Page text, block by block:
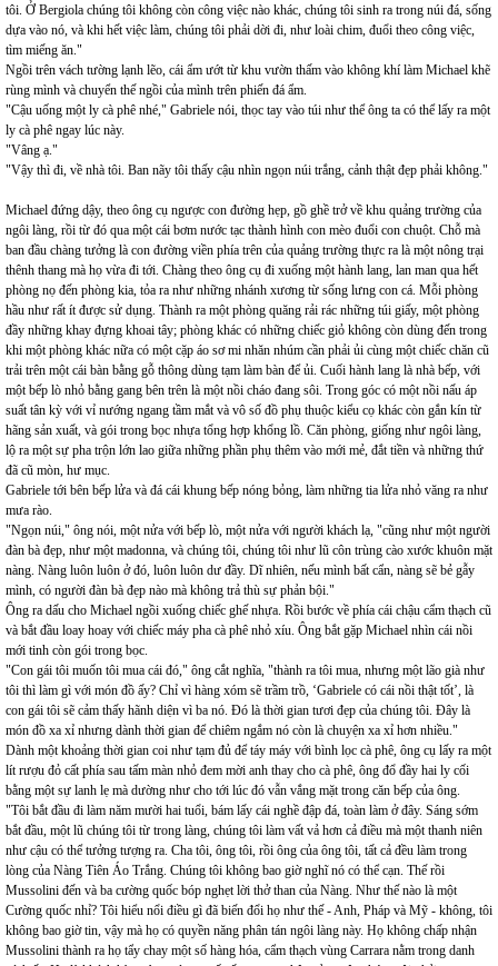
tôi. Ở Bergiola chúng tôi không còn công việc nào khác, chúng tôi sinh ra trong núi đá, sống
dựa vào nó, và khi hết việc làm, chúng tôi phải dời đi, như loài chim, đuổi theo công việc,
tìm miếng ăn."
Ngồi trên vách tường lạnh lẽo, cái ẩm ướt từ khu vườn thấm vào không khí làm Michael khẽ
rùng mình và chuyển thế ngồi của mình trên phiến đá ẩm.
"Cậu uống một ly cà phê nhé," Gabriele nói, thọc tay vào túi như thể ông ta có thể lấy ra một
ly cà phê ngay lúc này.
"Vâng ạ."
"Vậy thì đi, về nhà tôi. Ban nãy tôi thấy cậu nhìn ngọn núi trắng, cảnh thật đẹp phải không."
Michael đứng dậy, theo ông cụ ngược con đường hẹp, gồ ghề trở về khu quảng trường của
ngôi làng, rồi từ đó qua một cái bơm nước tạc thành hình con mèo đuổi con chuột. Chỗ mà
ban đầu chàng tưởng là con đường viền phía trên của quảng trường thực ra là một nông trại
thênh thang mà họ vừa đi tới. Chàng theo ông cụ đi xuống một hành lang, lan man qua hết
phòng nọ đến phòng kia, tỏa ra như những nhánh xương từ sống lưng con cá. Mỗi phòng
hầu như rất ít được sử dụng. Thành ra một phòng quăng rải rác những túi giấy, một phòng
đầy những khay đựng khoai tây; phòng khác có những chiếc giỏ không còn dùng đến trong
khi một phòng khác nữa có một cặp áo sơ mi nhăn nhúm cần phải ủi cùng một chiếc chăn cũ
trải trên một cái bàn bằng gỗ thông dùng tạm làm bàn để ủi. Cuối hành lang là nhà bếp, với
một bếp lò nhỏ bằng gang bên trên là một nồi cháo đang sôi. Trong góc có một nồi nấu áp
suất tân kỳ với vỉ nướng ngang tầm mắt và vô số đồ phụ thuộc kiểu cọ khác còn gắn kín từ
hãng sản xuất, và gói trong bọc nhựa tổng hợp khổng lồ. Căn phòng, giống như ngôi làng,
lộ ra một sự pha trộn lớn lao giữa những phần phụ thêm vào mới mẻ, đắt tiền và những thứ
đã cũ mòn, hư mục.
Gabriele tới bên bếp lửa và đá cái khung bếp nóng bỏng, làm những tia lửa nhỏ văng ra như
mưa rào.
"Ngọn núi," ông nói, một nửa với bếp lò, một nửa với người khách lạ, "cũng như một người
đàn bà đẹp, như một madonna, và chúng tôi, chúng tôi như lũ côn trùng cào xước khuôn mặt
nàng. Nàng luôn luôn ở đó, luôn luôn dư đầy. Dĩ nhiên, nếu mình bất cẩn, nàng sẽ bẻ gẫy
mình, có người đàn bà đẹp nào mà không trả thù sự phản bội."
Ông ra dấu cho Michael ngồi xuống chiếc ghế nhựa. Rồi bước về phía cái chậu cẩm thạch cũ
và bắt đầu loay hoay với chiếc máy pha cà phê nhỏ xíu. Ông bắt gặp Michael nhìn cái nồi
mới tinh còn gói trong bọc.
"Con gái tôi muốn tôi mua cái đó," ông cắt nghĩa, "thành ra tôi mua, nhưng một lão già như
tôi thì làm gì với món đồ ấy? Chỉ vì hàng xóm sẽ trầm trồ, ‘Gabriele có cái nồi thật tốt’, là
con gái tôi sẽ cảm thấy hãnh diện vì ba nó. Đó là thời gian tươi đẹp của chúng tôi. Đây là
món đồ xa xỉ nhưng dành thời gian để chiêm ngắm nó còn là chuyện xa xỉ hơn nhiều."
Dành một khoảng thời gian coi như tạm đủ để táy máy với bình lọc cà phê, ông cụ lấy ra một
lít rượu đỏ cất phía sau tấm màn nhỏ đem mời anh thay cho cà phê, ông đổ đầy hai ly cối
bằng một sự lanh lẹ mà dường như cho tới lúc đó vẫn vắng mặt trong căn bếp của ông.
"Tôi bắt đầu đi làm năm mười hai tuổi, bám lấy cái nghề đập đá, toàn làm ở đây. Sáng sớm
bắt đầu, một lũ chúng tôi từ trong làng, chúng tôi làm vất vả hơn cả điều mà một thanh niên
như cậu có thể tưởng tượng ra. Cha tôi, ông tôi, rồi ông của ông tôi, tất cả đều làm trong
lòng của Nàng Tiên Áo Trắng. Chúng tôi không bao giờ nghĩ nó có thể cạn. Thế rồi
Mussolini đến và ba cường quốc bóp nghẹt lời thở than của Nàng. Như thế nào là một
Cường quốc nhỉ? Tôi hiểu nổi điều gì đã biến đổi họ như thế - Anh, Pháp và Mỹ - không, tôi
không bao giờ tin, vậy mà họ có quyền năng phân tán ngôi làng này. Họ không chấp nhận
Mussolini thành ra họ tẩy chay một số hàng hóa, cẩm thạch vùng Carrara nằm trong danh